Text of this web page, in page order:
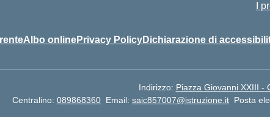
I
Albo onlinePrivacy PolicyDichiarazione di
Indirizzo: Piazza Giovanni XXIII -
Centralino: 089868360 Email: saic857007@istruzione.it Posta